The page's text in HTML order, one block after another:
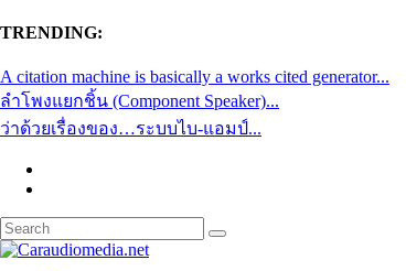
TRENDING:
A citation machine is basically a works cited generator...
ลำโพงแยกชิ้น (Component Speaker)...
ว่าด้วยเรื่องของ…ระบบไบ-แอมป์...